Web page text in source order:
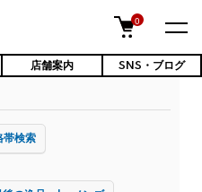
0
店舗案内 SNS・ブログ
帯検索